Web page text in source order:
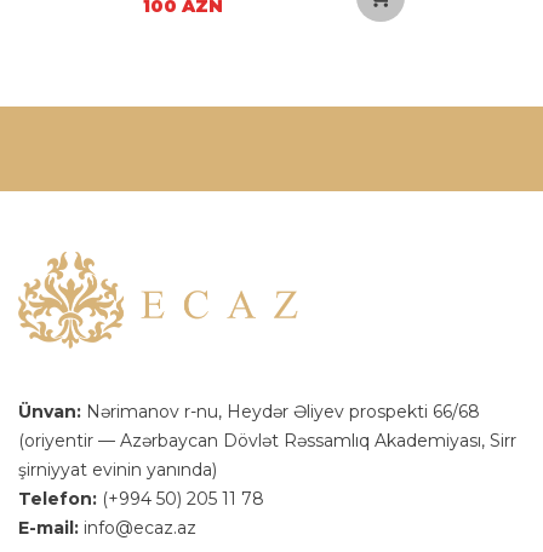
100 AZN
Ünvan: Nərimanov r-nu, Heydər Əliyev prospekti 66/68
(oriyentir — Azərbaycan Dövlət Rəssamlıq Akademiyası, Sirr
şirniyyat evinin yanında)
Telefon: (+994 50) 205 11 78
E-mail: info@ecaz.az